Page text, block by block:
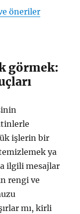
öneriler
görmek:
işlerin bir
ya
ilgili mesajlar
rengi ve
mı, kirli